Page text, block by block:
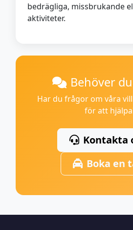
bedrägliga, missbrukande
aktiviteter.
Behöver
Har du frågor om våra
för att
Kontakta
Boka en